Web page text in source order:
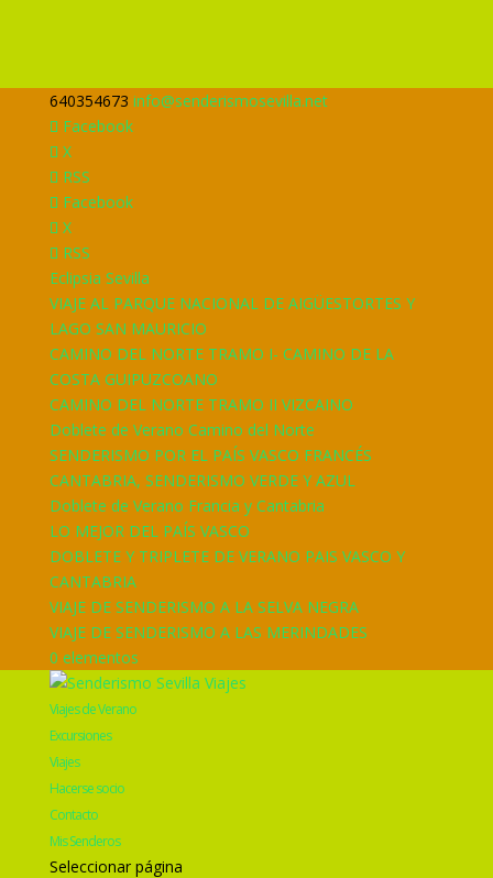
640354673 info@senderismosevilla.net
Facebook
X
RSS
Facebook
X
RSS
Eclipsia Sevilla
VIAJE AL PARQUE NACIONAL DE AIGÜESTORTES Y
LAGO SAN MAURICIO
CAMINO DEL NORTE TRAMO I- CAMINO DE LA
COSTA GUIPUZCOANO
CAMINO DEL NORTE TRAMO II VIZCAINO
Doblete de Verano Camino del Norte
SENDERISMO POR EL PAÍS VASCO FRANCÉS
CANTABRIA, SENDERISMO VERDE Y AZUL
Doblete de Verano Francia y Cantabria
LO MEJOR DEL PAÍS VASCO
DOBLETE Y TRIPLETE DE VERANO PAIS VASCO Y
CANTABRIA
VIAJE DE SENDERISMO A LA SELVA NEGRA
VIAJE DE SENDERISMO A LAS MERINDADES
0 elementos
Viajes de Verano
Excursiones
Viajes
Hacerse socio
Contacto
Mis Senderos
Seleccionar página